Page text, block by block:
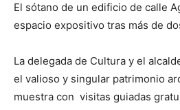
El sótano de un edificio de calle
espacio expositivo tras más de
La delegada de Cultura y el
el valioso y singular patrimonio
muestra con visitas guiadas